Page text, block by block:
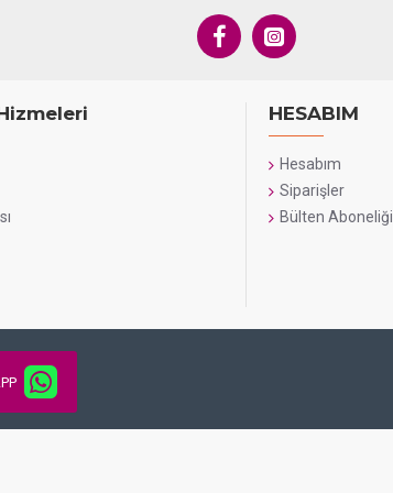
HESABIM
Hesabım
Siparişler
Bülten Aboneliği